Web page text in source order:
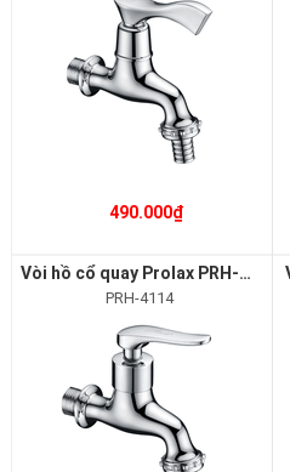
490.000₫
Vòi hồ cổ quay Prolax PRH-4114
PRH-4114